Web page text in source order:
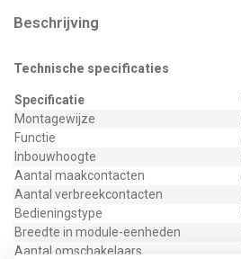
Beschrijving
Technische specificaties
Specificatie
Montagewijze
Functie
Inbouwhoogte
Aantal maakcontacten
Aantal verbreekcontacten
Bedieningstype
Breedte in module-eenheden
Aantal omschakelaars